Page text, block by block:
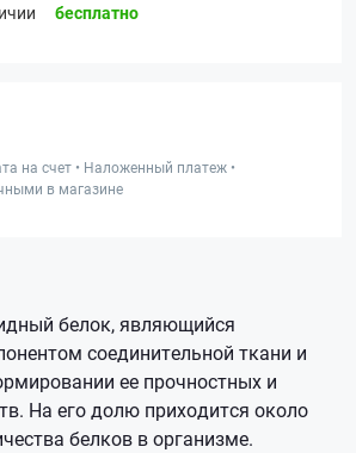
бесплатно
на счет • Наложенный платеж •
в магазине
белок, являющийся
соединительной ткани и
ее прочностных и
На его долю приходится около
белков в организме.